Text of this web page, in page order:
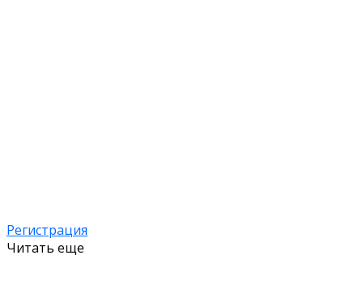
Регистрация
Читать еще